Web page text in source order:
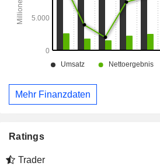
Mehr Finanzdaten
Ratings
Trader